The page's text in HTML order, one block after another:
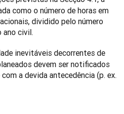
como o número de horas em
dividido pelo número
ano civil.
inevitáveis decorrentes de
devem ser notificados
a devida antecedência (p. ex.